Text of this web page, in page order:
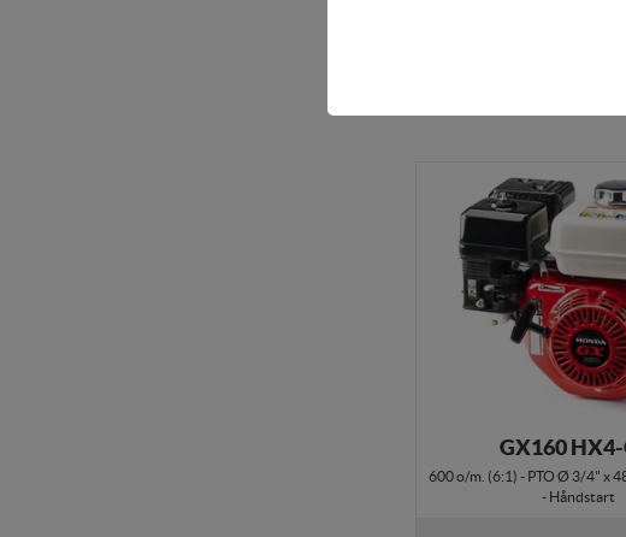
GX160
600 o/m. (6:1) - PTO Ø 3/4" x
- Håndstart
Tekniske cookies er nødvendige
Statistik-cookies bruges til at
besøgsstatistik om antal besøg og
Personalisering
Personaliserings-cookies
registrerer, hvad brugeren
vise indhold, som kan være
Markedsførings-cookies
registrerer, hvad brugeren
internettet.